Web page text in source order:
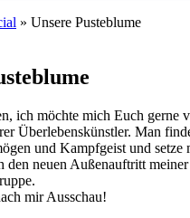
» Unsere Pusteblume
ich möchte mich Euch gerne
Überlebenskünstler. Man
und Kampfgeist und
den neuen Außenauftritt
mir Ausschau!